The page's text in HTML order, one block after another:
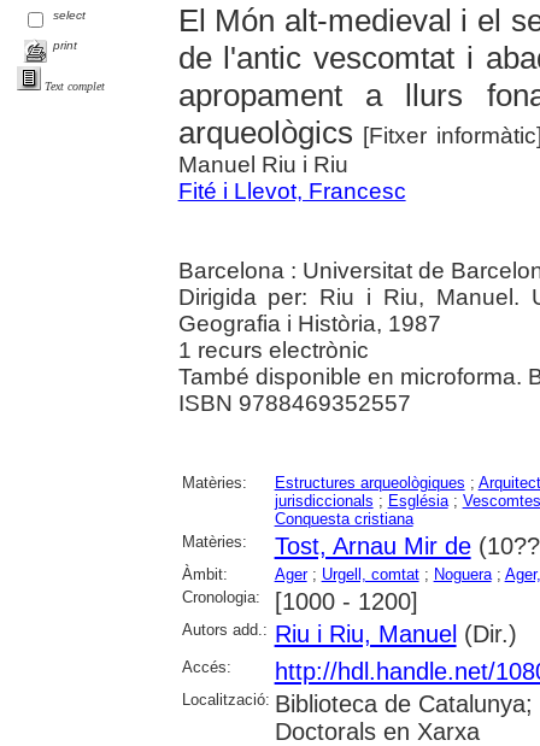
select
print
Text complet
El Món alt-medieval i el
de l'antic vescomtat i
apropament a llurs
arqueològics [Fitxer
Manuel Riu i Riu
Fité i Llevot, Francesc
Barcelona : Universitat de
Dirigida per: Riu i Riu, Manuel.
Geografia i Història, 1987
1 recurs electrònic
També disponible en microforma.
ISBN 9788469352557
Matèries: Estructures arqueològiques ;
jurisdiccionals ; Església; Vescomtes
Conquesta cristiana
Matèries:
Tost, Arnau Mir de
Àmbit: Ager; Urgell, comtat; Noguera;
Cronologia:
[1000 - 1200]
Autors add.: Riu i Riu, Manuel (Dir.)
Accés: http://hdl.handle.net/
Localització: Biblioteca de
Doctorals en Xarxa